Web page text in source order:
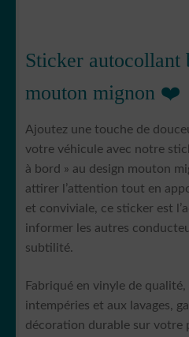
Sticker autocollant
mouton mignon ❤️
Ajoutez une touche de
votre véhicule avec notre
à bord » au design mouton
attirer l’attention tout en
et conviviale, ce sticker est
informer les autres
subtilité.
Fabriqué en vinyle de
intempéries et aux lavages,
décoration durable sur votre